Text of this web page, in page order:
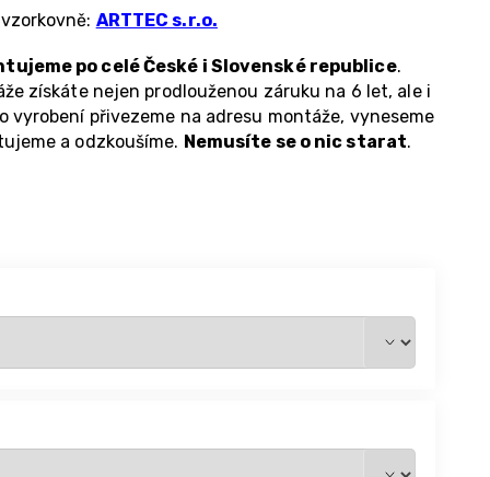
ARTTEC s.r.o.
po celé České i Slovenské republice.
získáte nejen prodlouženou záruku na 6 let, ale i
vyrobení přivezeme na adresu montáže, vyneseme
a odzkoušíme. Nemusíte se o nic starat.